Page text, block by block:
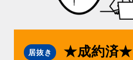
居抜き ★成約済★